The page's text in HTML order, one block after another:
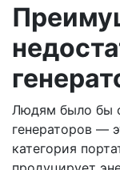
Людям было бы
генераторов —
категория